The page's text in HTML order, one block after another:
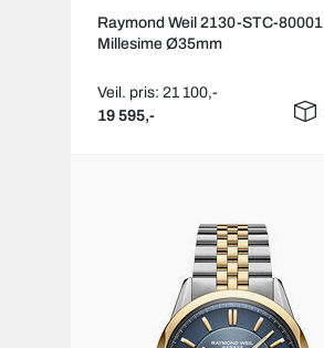
Raymond Weil 2130-STC-80001
Millesime Ø35mm
Veil. pris: 21 100,-
19 595,-